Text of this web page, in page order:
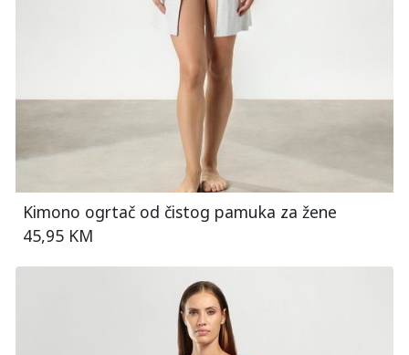
Kimono ogrtač od čistog pamuka za žene
45,95 KM